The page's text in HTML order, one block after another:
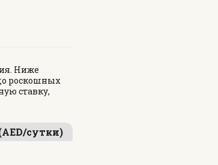
Ниже
роскошных
ставку,
сутки)